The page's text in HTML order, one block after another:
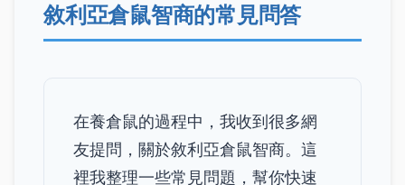
敘利亞倉鼠智商的常見問答
在養倉鼠的過程中，我收到很多網
友提問，關於敘利亞倉鼠智商。這
裡我整理一些常見問題，幫你快速